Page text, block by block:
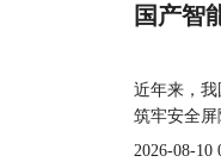
国产智
近年来，
筑牢安全屏
2026-08-10